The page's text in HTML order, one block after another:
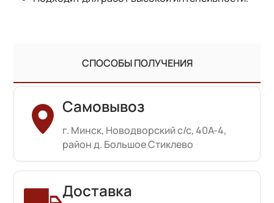
СПОСОБЫ ПОЛУЧЕНИЯ
Самовывоз
г. Минск, Новодворский с/с, 40А-4,
район д. Большое Стиклево
Доставка